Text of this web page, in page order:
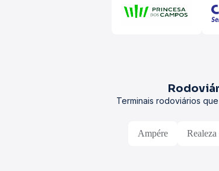
Terminais rodoviários
Ampére